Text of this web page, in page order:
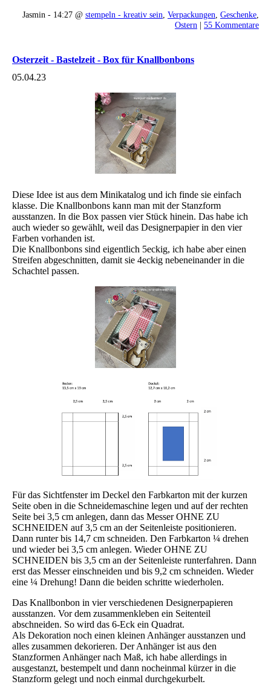
Jasmin - 14:27 @ stempeln - kreativ sein Verpackungen Geschenke
Ostern | 55 Kommentare
Osterzeit - Bastelzeit - Box für Knallbonbons
05.04.23
Diese Idee ist aus dem Minikatalog und ich finde sie einfach
klasse. Die Knallbonbons kann man mit der Stanzform
ausstanzen. In die Box passen vier Stück hinein. Das habe ich
auch wieder so gewählt, weil das Designerpapier in den vier
Farben vorhanden ist.
Die Knallbonbons sind eigentlich 5eckig, ich habe aber einen
Streifen abgeschnitten, damit sie 4eckig nebeneinander in die
Schachtel passen.
Für das Sichtfenster im Deckel den Farbkarton mit der kurzen
Seite oben in die Schneidemaschine legen und auf der rechten
Seite bei 3,5 cm anlegen, dann das Messer OHNE ZU
SCHNEIDEN auf 3,5 cm an der Seitenleiste positionieren.
Dann runter bis 14,7 cm schneiden. Den Farbkarton ¼ drehen
und wieder bei 3,5 cm anlegen. Wieder OHNE ZU
SCHNEIDEN bis 3,5 cm an der Seitenleiste runterfahren. Dann
erst das Messer einschneiden und bis 9,2 cm schneiden. Wieder
eine ¼ Drehung! Dann die beiden schritte wiederholen.
Das Knallbonbon in vier verschiedenen Designerpapieren
ausstanzen. Vor dem zusammenkleben ein Seitenteil
abschneiden. So wird das 6-Eck ein Quadrat.
Als Dekoration noch einen kleinen Anhänger ausstanzen und
alles zusammen dekorieren. Der Anhänger ist aus den
Stanzformen Anhänger nach Maß, ich habe allerdings in
ausgestanzt, bestempelt und dann nocheinmal kürzer in die
Stanzform gelegt und noch einmal durchgekurbelt.